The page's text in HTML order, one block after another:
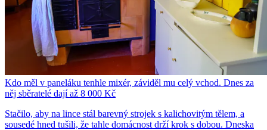
Kdo měl v paneláku tenhle mixér, záviděl mu celý vchod. Dnes za
něj sběratelé dají až 8 000 Kč
Stačilo, aby na lince stál barevný strojek s kalichovitým tělem, a
sousedé hned tušili, že tahle domácnost drží krok s dobou. Dneska